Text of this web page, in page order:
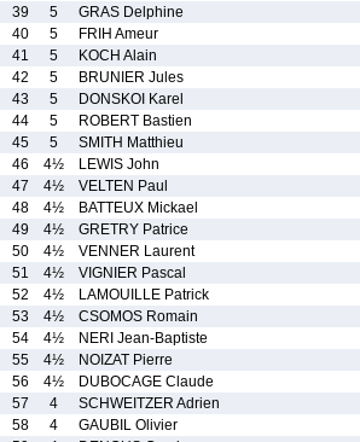
39
5
GRAS Delphine
40
5
FRIH Ameur
41
5
KOCH Alain
42
5
BRUNIER Jules
43
5
DONSKOI Karel
44
5
ROBERT Bastien
45
5
SMITH Matthieu
46
4½
LEWIS John
47
4½
VELTEN Paul
48
4½
BATTEUX Mickael
49
4½
GRETRY Patrice
50
4½
VENNER Laurent
51
4½
VIGNIER Pascal
52
4½
LAMOUILLE Patrick
53
4½
CSOMOS Romain
54
4½
NERI Jean-Baptiste
55
4½
NOIZAT Pierre
56
4½
DUBOCAGE Claude
57
4
SCHWEITZER Adrien
58
4
GAUBIL Olivier